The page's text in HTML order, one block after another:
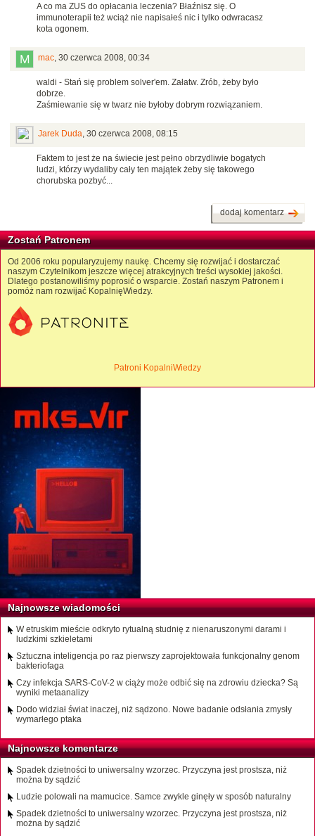
A co ma ZUS do opłacania leczenia? Błaźnisz się. O
immunoterapii też wciąż nie napisałeś nic i tylko odwracasz
kota ogonem.
mac, 30 czerwca 2008, 00:34
waldi - Stań się problem solver'em. Załatw. Zrób, żeby było
dobrze.
Zaśmiewanie się w twarz nie byłoby dobrym rozwiązaniem.
Jarek Duda, 30 czerwca 2008, 08:15
Faktem to jest że na świecie jest pełno obrzydliwie bogatych
ludzi, którzy wydaliby cały ten majątek żeby się takowego
chorubska pozbyć...
dodaj komentarz
Zostań Patronem
Od 2006 roku popularyzujemy naukę. Chcemy się rozwijać i dostarczać
naszym Czytelnikom jeszcze więcej atrakcyjnych treści wysokiej jakości.
Dlatego postanowiliśmy poprosić o wsparcie. Zostań naszym Patronem i
pomóż nam rozwijać KopalnięWiedzy.
Patroni KopalniWiedzy
Najnowsze wiadomości
W etruskim mieście odkryto rytualną studnię z nienaruszonymi darami i
ludzkimi szkieletami
Sztuczna inteligencja po raz pierwszy zaprojektowała funkcjonalny genom
bakteriofaga
Czy infekcja SARS-CoV-2 w ciąży może odbić się na zdrowiu dziecka? Są
wyniki metaanalizy
Dodo widział świat inaczej, niż sądzono. Nowe badanie odsłania zmysły
wymarłego ptaka
Najnowsze komentarze
Spadek dzietności to uniwersalny wzorzec. Przyczyna jest prostsza, niż
można by sądzić
Ludzie polowali na mamucice. Samce zwykle ginęły w sposób naturalny
Spadek dzietności to uniwersalny wzorzec. Przyczyna jest prostsza, niż
można by sądzić